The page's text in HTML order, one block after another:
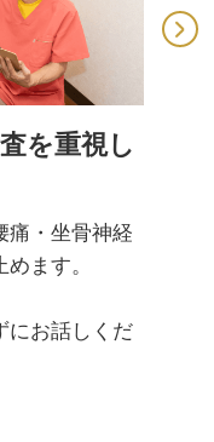
を重視し
痛・坐骨神経
ます。
にお話しくだ